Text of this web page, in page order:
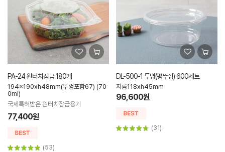
PA-24 원터치잠금 180개
194x190xh48mm(뚜껑포함67) (70
0ml)
국제특허받은 원터치잠금용기
77,400원
(53)
DL-500-1 투명(평뚜껑) 600세트
지름118xh45mm
96,600원
(31)